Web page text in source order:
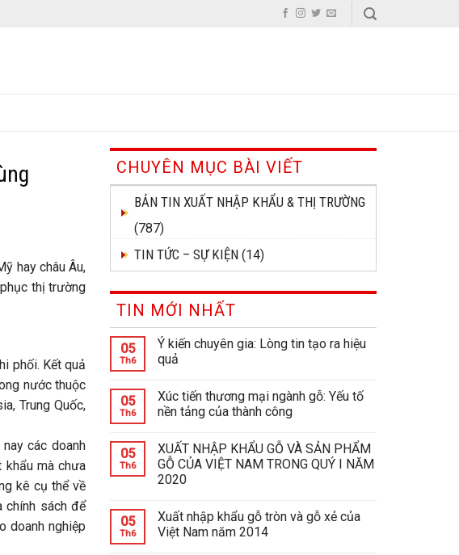
hay châu Âu,
thị trường
phối. Kết quả
nước thuộc
Trung Quốc,
các doanh
khẩu mà chưa
kê cụ thể về
chính sách để
doanh nghiệp
CHUYÊN MỤC BÀI VIẾT
BẢN TIN XUẤT NHẬP KHẨU & THỊ TRƯỜNG
(787)
TIN TỨC – SỰ KIỆN (14)
TIN MỚI NHẤT
05
Th6
Ý kiến chuyên gia: Lòng tin tạo ra hiệu
quả
05
Th6
Xúc tiến thương mại ngành gỗ: Yếu tố
nền tảng của thành công
05
Th6
XUẤT NHẬP KHẨU GỖ VÀ SẢN PHẨM
GỖ CỦA VIỆT NAM TRONG QUÝ I NĂM
2020
05
Th6
Xuất nhập khẩu gỗ tròn và gỗ xẻ của
Việt Nam năm 2014